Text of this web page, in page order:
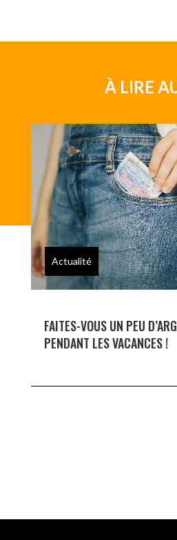
À LIRE
FAITES-VOUS UN PEU
PENDANT LES VACANCES !